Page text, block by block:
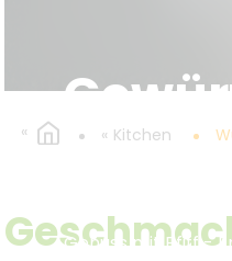
Genuss mit Pfiff -
Kitchen